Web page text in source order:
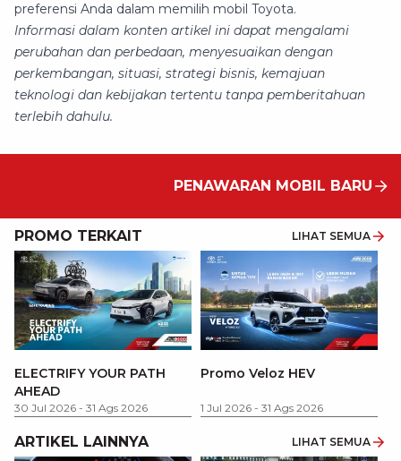
preferensi Anda dalam memilih mobil Toyota.
Informasi dalam konten artikel ini dapat mengalami
perubahan dan perbedaan, menyesuaikan dengan
perkembangan, situasi, strategi bisnis, kemajuan
teknologi dan kebijakan tertentu tanpa pemberitahuan
terlebih dahulu.
PENAWARAN MOBIL BARU
PROMO TERKAIT LIHAT SEMUA
ELECTRIFY YOUR PATH
AHEAD
30 Jul 2026 - 31 Ags 2026
Promo Veloz HEV
1 Jul 2026 - 31 Ags 2026
ARTIKEL LAINNYA LIHAT SEMUA